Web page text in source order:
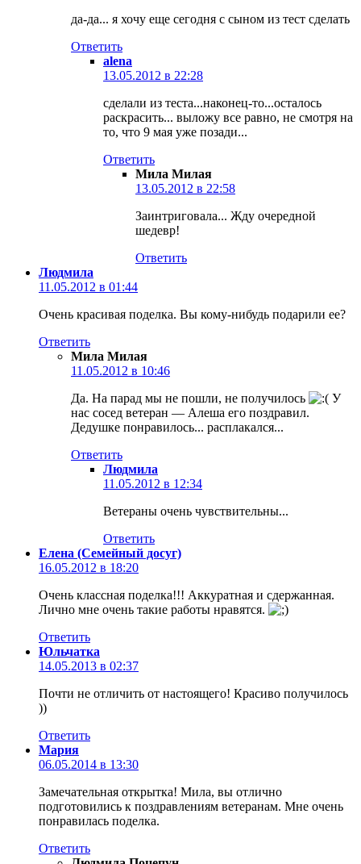
да-да... я хочу еще сегодня с сыном из тест сделать
Ответить
alena
13.05.2012 в 22:28
сделали из теста...наконец-то...осталось
раскрасить... выложу все равно, не смотря на
то, что 9 мая уже позади...
Ответить
Мила Милая
13.05.2012 в 22:58
Заинтриговала... Жду очередной
шедевр!
Ответить
Людмила
11.05.2012 в 01:44
Очень красивая поделка. Вы кому-нибудь подарили ее?
Ответить
Мила Милая
11.05.2012 в 10:46
Да. На парад мы не пошли, не получилось
У
нас сосед ветеран — Алеша его поздравил.
Дедушке понравилось... расплакался...
Ответить
Людмила
11.05.2012 в 12:34
Ветераны очень чувствительны...
Ответить
Елена (Семейный досуг)
16.05.2012 в 18:20
Очень классная поделка!!! Аккуратная и сдержанная.
Лично мне очень такие работы нравятся.
Ответить
Юльчатка
14.05.2013 в 02:37
Почти не отличить от настоящего! Красиво получилось
))
Ответить
Мария
06.05.2014 в 13:30
Замечательная открытка! Мила, вы отлично
подготовились к поздравлениям ветеранам. Мне очень
понравилась поделка.
Ответить